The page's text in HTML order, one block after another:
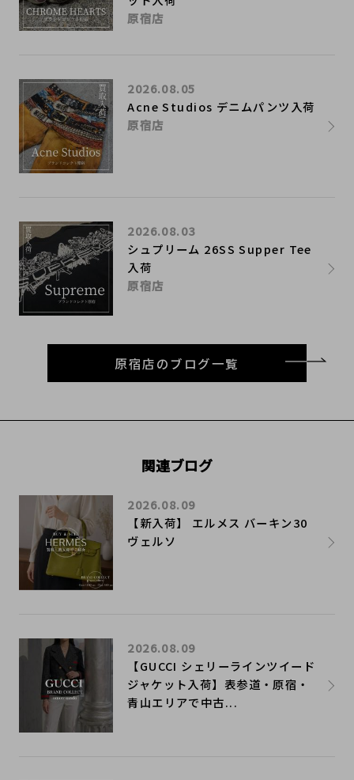
原宿店
Acne Studios デニムパンツ入荷
2026.08.05
原宿店
シュプリーム 26SS Supper Tee
入荷
2026.08.03
原宿店
原宿店のブログ一覧
関連ブログ
【新入荷】 エルメス バーキン30
ヴェルソ
2026.08.09
【GUCCI シェリーラインツイード
ジャケット入荷】表参道・原宿・
青山エリアで中古...
2026.08.09